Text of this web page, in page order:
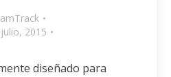
2015
diseñado para